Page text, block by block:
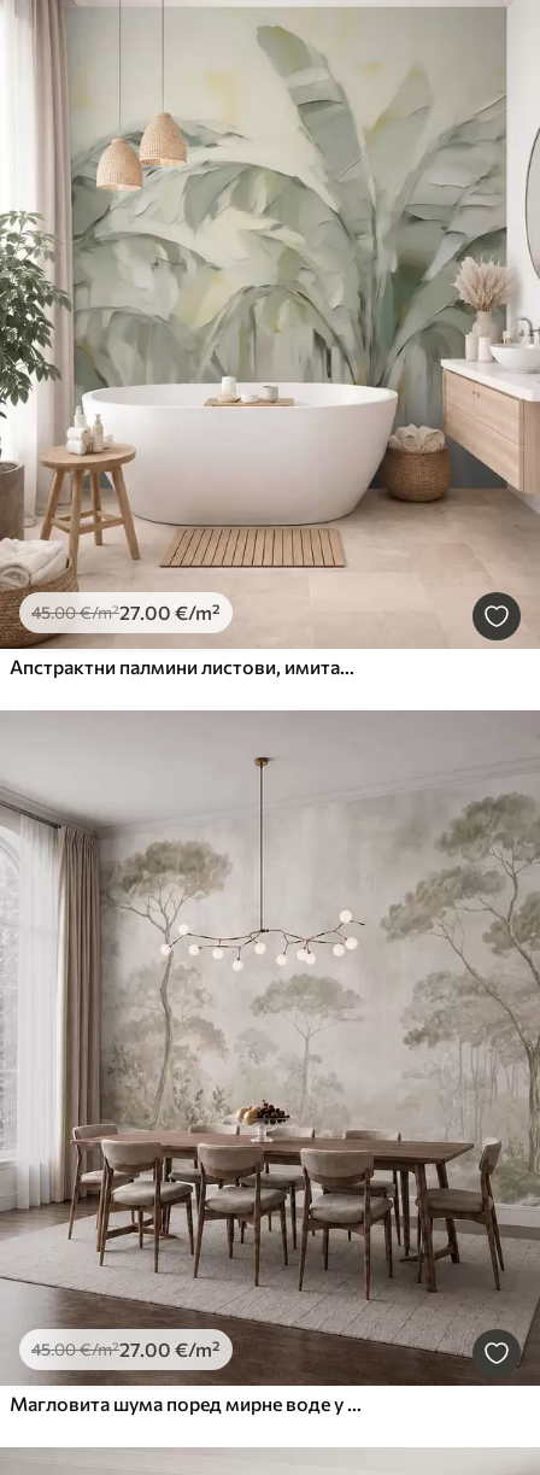
45.00€/m²27.00 €/m²
Апстрактни палмини листови, имитација слике
45.00€/m²27.00 €/m²
Магловита шума поред мирне воде у меким природним пастелним тоновима